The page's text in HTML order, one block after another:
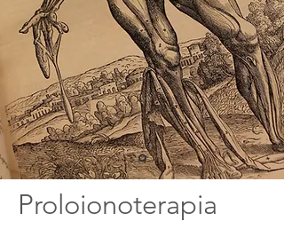
Proloionoterapia